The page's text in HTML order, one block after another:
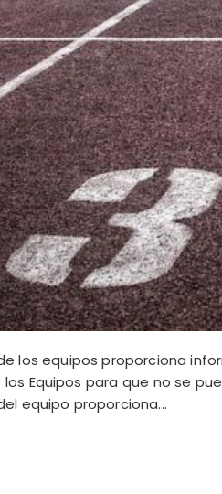
los equipos proporciona
Equipos para que no se
equipo proporciona...